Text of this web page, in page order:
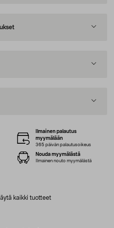
kaikki tuotteet
Ilmainen palautus
myymälään
365 päivän palautusoikeus
Nouda myymälästä
Ilmainen nouto myymälästä